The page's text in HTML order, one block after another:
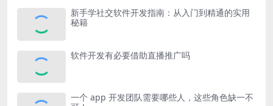
新手学社交软件开发指南：从入门到精通的实用
秘籍
软件开发有必要借助直播推广吗
一个 app 开发团队需要哪些人，这些角色缺一不